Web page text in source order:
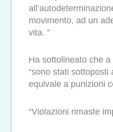
movimento, ad un
vita. ”
Ha sottolineato che
“sono stati sottoposti
equivale a punizioni
“Violazioni rimaste